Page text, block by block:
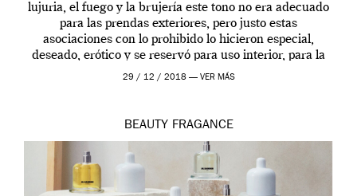
lujuria, el fuego y la brujería este tono no era adecuado
para las prendas exteriores, pero justo estas
asociaciones con lo prohibido lo hicieron especial,
deseado, erótico y se reservó para uso interior, para la
ropa […]
29 / 12 / 2018 — VER MÁS
BEAUTY FRAGANCE